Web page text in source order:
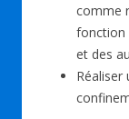
comme
fonction
et des
Réaliser